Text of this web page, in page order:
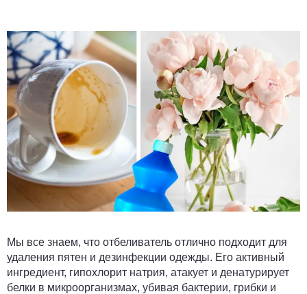
Мы все знаем, что отбеливатель отлично подходит для
удаления пятен и дезинфекции одежды. Его активный
ингредиент, гипохлорит натрия, атакует и денатурирует
белки в микроорганизмах, убивая бактерии, грибки и